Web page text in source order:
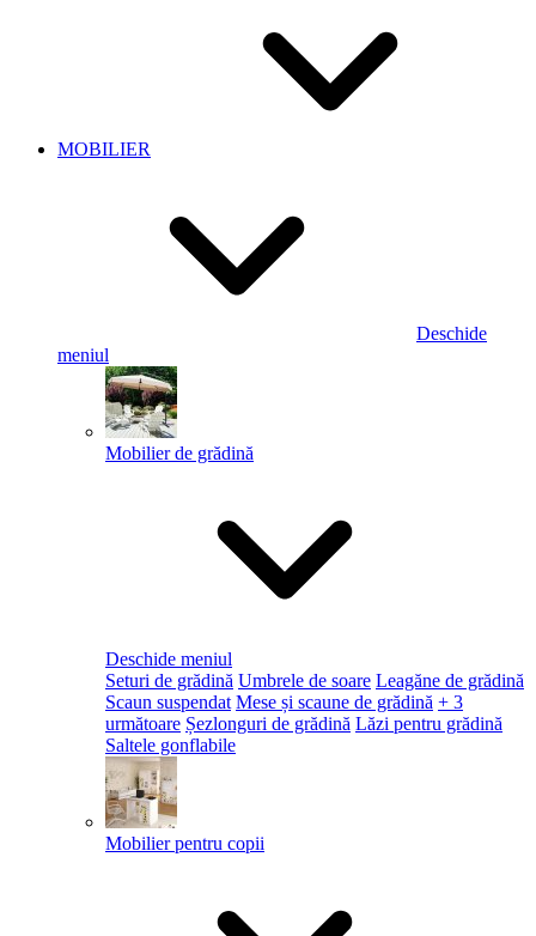
MOBILIER
Deschide
meniul
Mobilier de grădină
Deschide meniul
Seturi de grădină Umbrele de soare Leagăne de grădină
Scaun suspendat Mese și scaune de grădină + 3
următoare Șezlonguri de grădină Lăzi pentru grădină
Saltele gonflabile
Mobilier pentru copii